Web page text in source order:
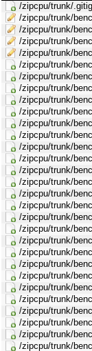
/zipcpu/trunk/
/zipcpu/trunk/
/zipcpu/trunk/
/zipcpu/trunk/
/zipcpu/trunk/
/zipcpu/trunk/
/zipcpu/trunk/
/zipcpu/trunk/
/zipcpu/trunk/
/zipcpu/trunk/
/zipcpu/trunk/
/zipcpu/trunk/
/zipcpu/trunk/
/zipcpu/trunk/
/zipcpu/trunk/
/zipcpu/trunk/
/zipcpu/trunk/
/zipcpu/trunk/
/zipcpu/trunk/
/zipcpu/trunk/
/zipcpu/trunk/
/zipcpu/trunk/
/zipcpu/trunk/
/zipcpu/trunk/
/zipcpu/trunk/
/zipcpu/trunk/
/zipcpu/trunk/
/zipcpu/trunk/
/zipcpu/trunk/
/zipcpu/trunk/